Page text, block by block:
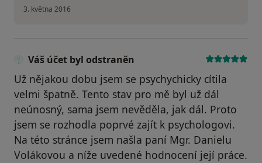
3. května 2016
Váš účet byl odstraněn
Už nějakou dobu jsem se psychychicky cítila
velmi špatně. Tento stav pro mě byl už dál
neúnosný, sama jsem nevěděla, jak dál. Proto
jsem se rozhodla poprvé zajít k psychologovi.
Na této stránce jsem našla paní Mgr. Danielu
Volákovou a níže uvedené hodnocení její práce.